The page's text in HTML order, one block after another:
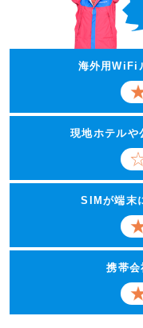
海外用WiFi
現地ホテルや
SIMが端末
携帯会